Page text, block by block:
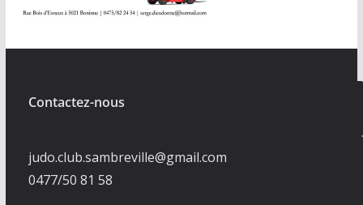
Contactez-nous
judo.club.sambreville@gmail.com
0477/50 81 58